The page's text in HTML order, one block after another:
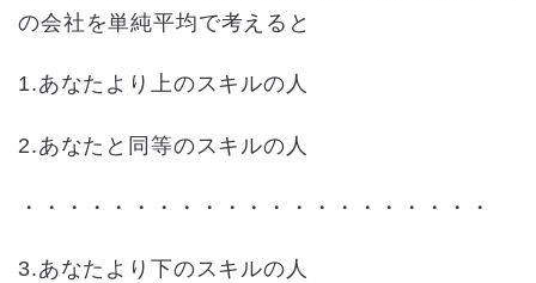
の会社を単純平均で考えると
1.あなたより上のスキルの人
2.あなたと同等のスキルの人
・・・・・・・・・・・・・・・・・・・・・
3.あなたより下のスキルの人